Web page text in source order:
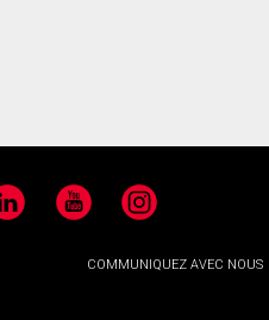
YouTubeInstagram
COMMUNIQUEZ AVEC NOUS